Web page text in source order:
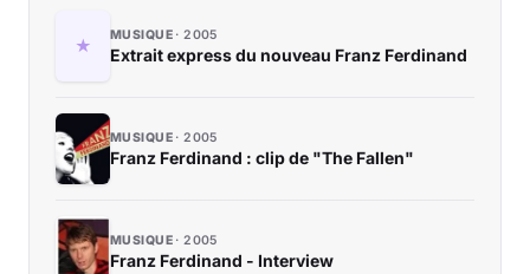
MUSIQUE 2005
Extrait express du nouveau Franz Ferdinand
MUSIQUE 2005
Franz Ferdinand : clip de "The Fallen"
MUSIQUE 2005
Franz Ferdinand - Interview